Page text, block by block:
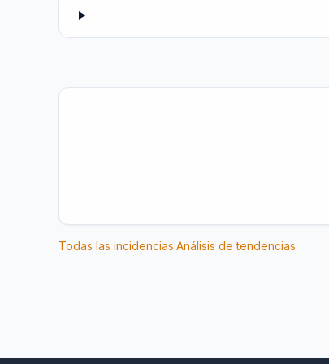
Todas las incidencias·Análisis de tendencias